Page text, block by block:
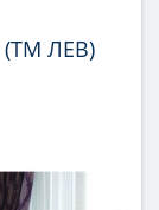
ЛЕВ)